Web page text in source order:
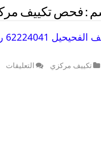
: فحص تكييف
تكييف مركزي التعليقات